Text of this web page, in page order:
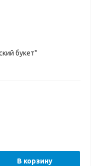
букет"
В корзину